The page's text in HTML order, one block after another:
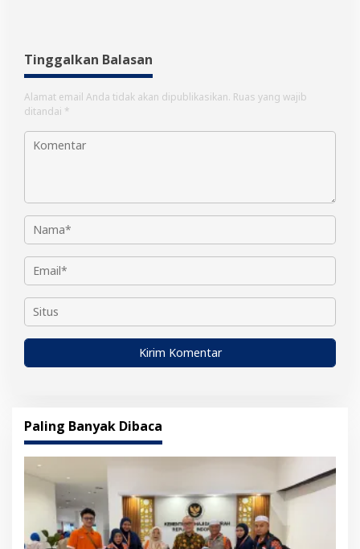
Tinggalkan Balasan
Alamat email Anda tidak akan dipublikasikan. Ruas yang wajib
ditandai *
Paling Banyak Dibaca